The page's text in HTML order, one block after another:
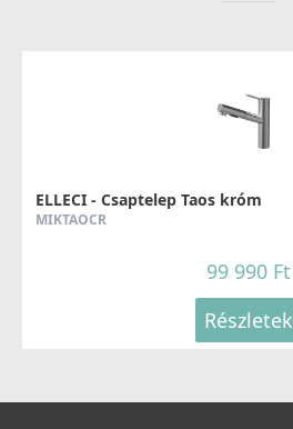
ELLECI - Csaptelep Taos króm
MIKTAOCR
99 990 Ft
Részletek